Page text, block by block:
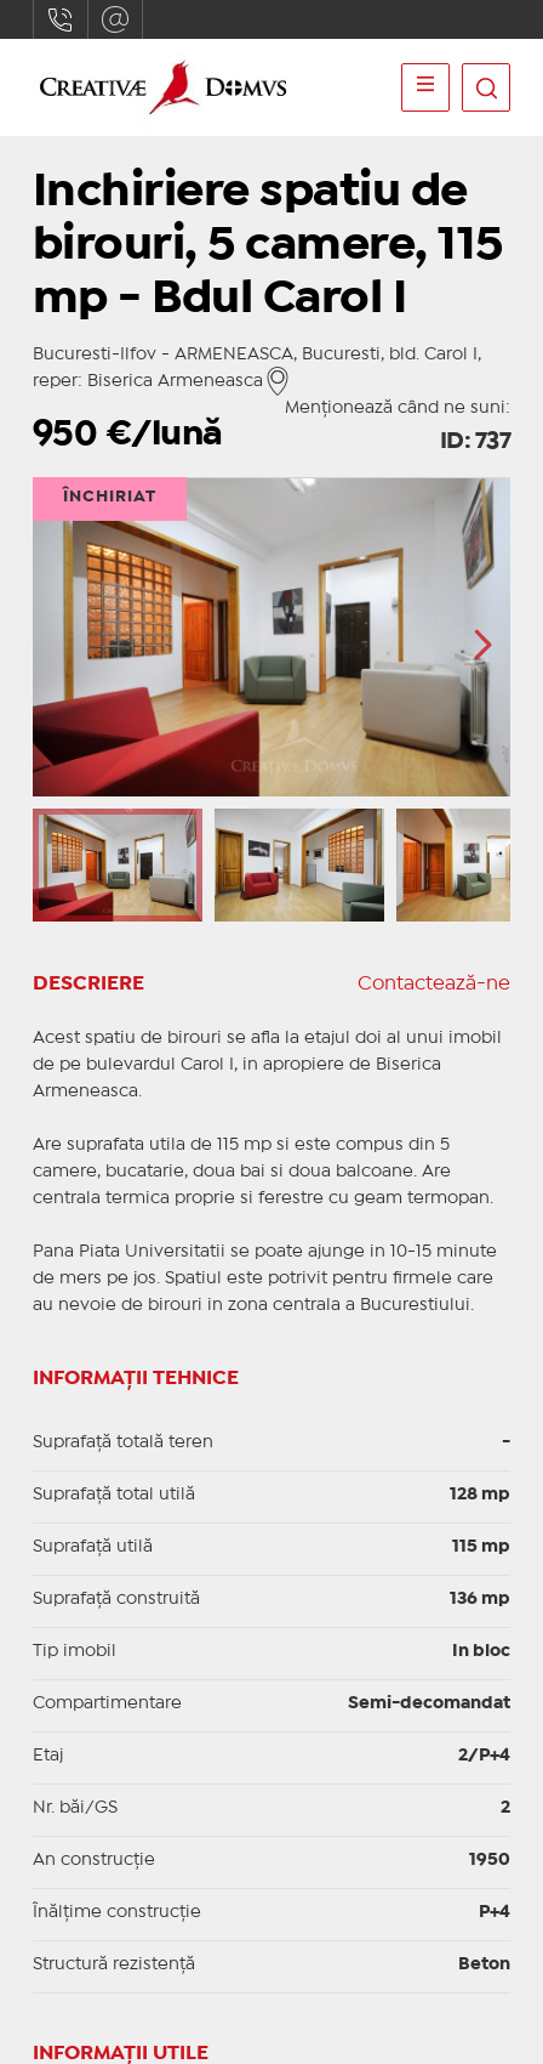
Inchiriere spatiu de
birouri, 5 camere, 115
mp - Bdul Carol I
Bucuresti-Ilfov - ARMENEASCA, Bucuresti, bld. Carol I,
reper: Biserica Armeneasca
Menționează când ne suni:
950 €/lună ID: 737
ÎNCHIRIAT
DESCRIERE Contactează-ne
Acest spatiu de birouri se afla la etajul doi al unui imobil
de pe bulevardul Carol I, in apropiere de Biserica
Armeneasca.
Are suprafata utila de 115 mp si este compus din 5
camere, bucatarie, doua bai si doua balcoane. Are
centrala termica proprie si ferestre cu geam termopan.
Pana Piata Universitatii se poate ajunge in 10-15 minute
de mers pe jos. Spatiul este potrivit pentru firmele care
au nevoie de birouri in zona centrala a Bucurestiului.
INFORMAȚII TEHNICE
Suprafață totală teren -
Suprafaţă total utilă 128 mp
Suprafaţă utilă 115 mp
Suprafaţă construită 136 mp
Tip imobil In bloc
Compartimentare Semi-decomandat
Etaj 2/P+4
Nr. băi/GS 2
An construcție 1950
Înălțime construcție P+4
Structură rezistență Beton
INFORMAŢII UTILE